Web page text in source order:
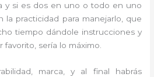
y si es dos en uno o todo en uno
la practicidad para manejarlo, que
tiempo dándole instrucciones y
sería lo máximo.
marca, y al final habrás